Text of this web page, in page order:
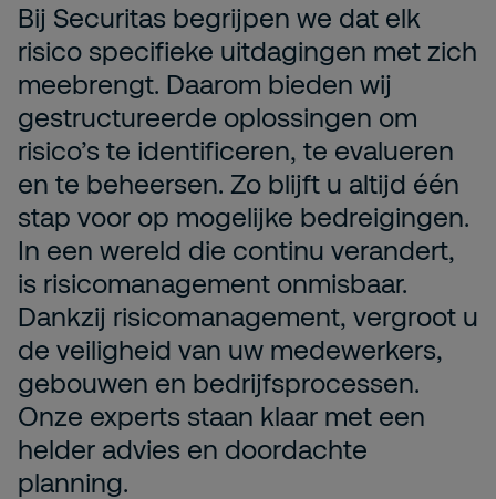
Bij Securitas begrijpen we dat elk
risico specifieke uitdagingen met zich
meebrengt. Daarom bieden wij
gestructureerde oplossingen om
risico’s te identificeren, te evalueren
en te beheersen. Zo blijft u altijd één
stap voor op mogelijke bedreigingen.
In een wereld die continu verandert,
is risicomanagement onmisbaar.
Dankzij risicomanagement, vergroot u
de veiligheid van uw medewerkers,
gebouwen en bedrijfsprocessen.
Onze experts staan klaar met een
helder advies en doordachte
planning.